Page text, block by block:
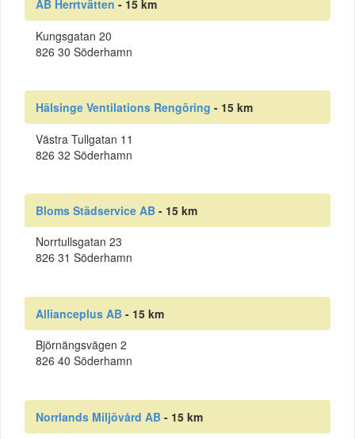
AB Herrtvätten - 15 km
Kungsgatan 20
826 30 Söderhamn
Hälsinge Ventilations Rengöring - 15 km
Västra Tullgatan 11
826 32 Söderhamn
Bloms Städservice AB - 15 km
Norrtullsgatan 23
826 31 Söderhamn
Allianceplus AB - 15 km
Björnängsvägen 2
826 40 Söderhamn
Norrlands Miljövård AB - 15 km